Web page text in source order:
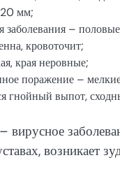
20 мм;
заболевания –
кровоточит;
края неровные;
поражение –
гнойный выпот,
вирусное
возникает